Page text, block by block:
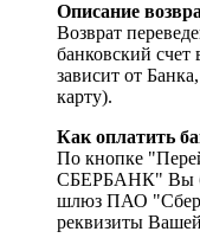
Описание
Возврат
банковский
зависит от
карту).
Как оплатить
По кнопке
СБЕРБАНК" Вы
шлюз ПАО
реквизиты